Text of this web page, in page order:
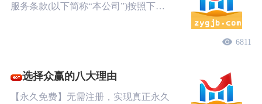
服务条款(以下简称“本公司”)按照下…
6811
选择众赢的八大理由
【永久免费】无需注册，实现真正永久